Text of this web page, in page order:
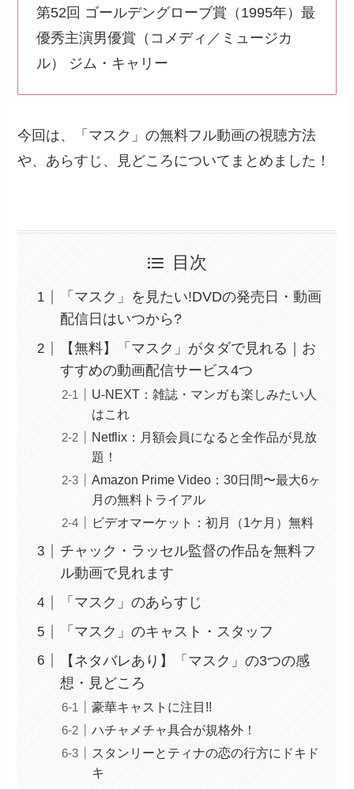
第52回 ゴールデングローブ賞（1995年）最
優秀主演男優賞（コメディ／ミュージカ
ル） ジム・キャリー
今回は、「マスク」の無料フル動画の視聴方法
や、あらすじ、見どころについてまとめました！
目次
「マスク」を見たい!DVDの発売日・動画
配信日はいつから?
【無料】「マスク」がタダで見れる｜お
すすめの動画配信サービス4つ
U-NEXT：雑誌・マンガも楽しみたい人
はこれ
Netflix：月額会員になると全作品が見放
題！
Amazon Prime Video：30日間〜最大6ヶ
月の無料トライアル
ビデオマーケット：初月（1ケ月）無料
チャック・ラッセル監督の作品を無料フ
ル動画で見れます
「マスク」のあらすじ
「マスク」のキャスト・スタッフ
【ネタバレあり】「マスク」の3つの感
想・見どころ
豪華キャストに注目!!
ハチャメチャ具合が規格外！
スタンリーとティナの恋の行方にドキド
キ